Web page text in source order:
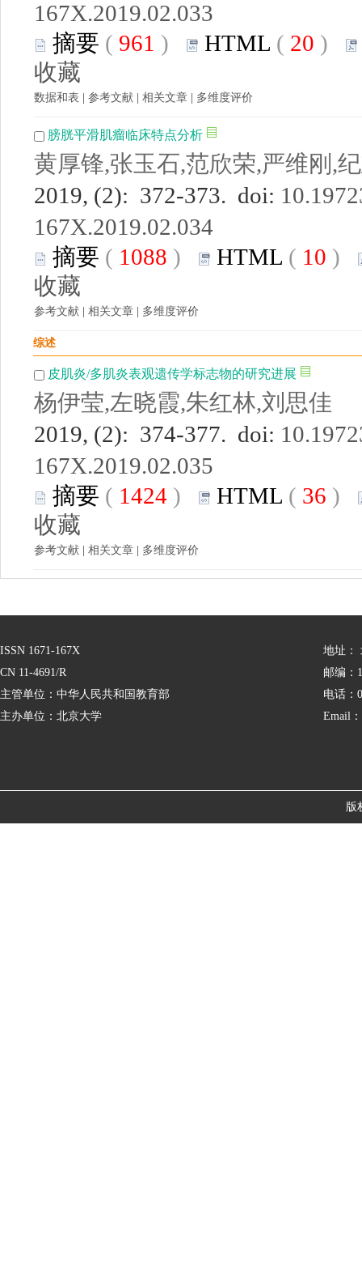
167X.2019.02.033
摘要 ( 961 ) HTML ( 20 )
收藏
数据和表 参考文献 相关文章 多维度评价
膀胱平滑肌瘤临床特点分析
黄厚锋,张玉石,范欣荣,严维刚,
2019, (2): 372-373. doi:
167X.2019.02.034
摘要 ( 1088 ) HTML ( 10 )
收藏
参考文献 相关文章 多维度评价
综述
皮肌炎/多肌炎表观遗传学标志物的研究进展
杨伊莹,左晓霞,朱红林,刘思佳
2019, (2): 374-377. doi:
167X.2019.02.035
摘要 ( 1424 ) HTML ( 36 )
收藏
参考文献 相关文章 多维度评价
ISSN 1671-167X
CN 11-4691/R
主管单位：中华人民共和国教育部
主办单位：北京大学
地址：
邮编：
电话：
Email
版